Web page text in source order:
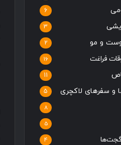
6
3
و مو 2
فراغت 16
11
و سفرهای لاکچری 5
8
5
گجت‌ها 4